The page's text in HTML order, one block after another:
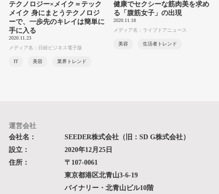
テクノロジー×メイク＝テック
メイク 身にまとうテクノロジ
ーで、一歩先のキレイは簡単に
手に入る
2020.11.23
メディア名：日経ビジネス電子版
IT 美容 業界トレンド
健康でセクシーな筋肉美を求め
る「腹筋女子」の出現
2020.11.18
メディア名：ライブドアニュース
美容 生活者トレンド
運営会社
会社名：
SEEDER株式会社（旧：SD G株式会社）
設立：
2020年12月25日
住所：
〒107-0061
東京都港区北青山3-6-19
バイナリー・北青山ビル10階